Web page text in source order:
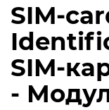
SIM-
SIM-
-